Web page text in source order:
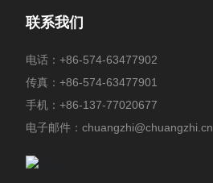
联系我们
电话：+86-574-63477902
传真：+86-574-63477901
手机：+86-137-77020677
电子邮件：chuangzhi@chuangzhi.cn